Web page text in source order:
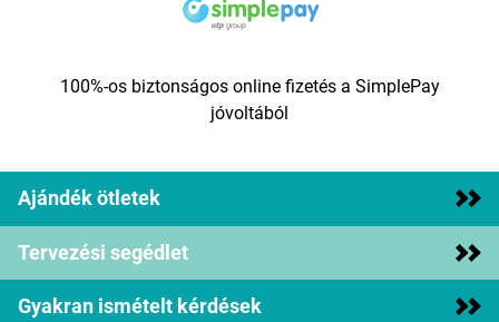
100%-os biztonságos online fizetés a SimplePay
jóvoltából
Ajándék ötletek
Tervezési segédlet
Gyakran ismételt kérdések